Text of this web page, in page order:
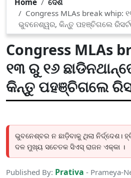
Home
ଦେଶ
Congress MLAs break whip:
ଭୁବନେଶ୍ୱର, କିନ୍ତୁ ପହଞ୍ଚିଗଲେ
Congress MLAs
୧୩ ରୁ ୧୬
କିନ୍ତୁ ପହଞ୍ଚିଗଲେ
ଭୁବନେଶ୍ବର ନ ଛାଡ଼ିବାକୁ ଥିଲା ନିର୍ଦ୍ଦେଶ।
ଦଳ ମୁଖ୍ୟ ସଚେତକ ସିଏସ୍ ରାଜନ ଏକ୍କା ।
Published By: Prativa - Prameya-